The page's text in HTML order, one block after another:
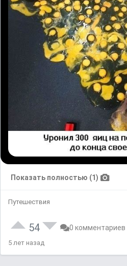
Показать полностью (1)
Путешествия
54 0 комментариев
5 лет назад